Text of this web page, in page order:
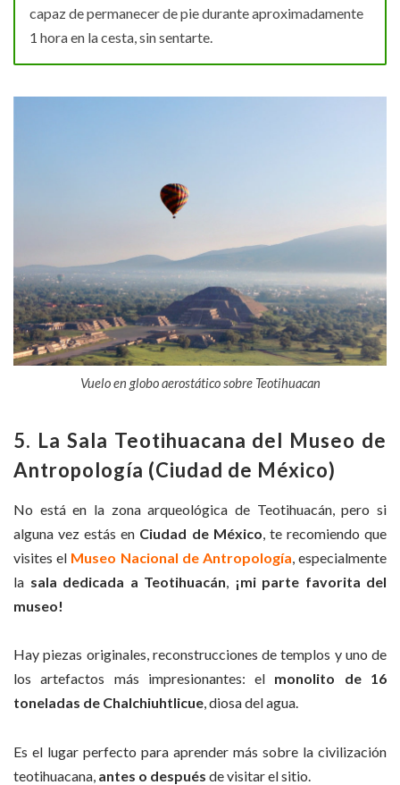
capaz de permanecer de pie durante aproximadamente
1 hora en la cesta, sin sentarte.
Vuelo en globo aerostático sobre Teotihuacan
5. La Sala Teotihuacana del Museo de
Antropología (Ciudad de México)
No está en la zona arqueológica de Teotihuacán, pero si
alguna vez estás en Ciudad de México, te recomiendo que
visites el Museo Nacional de Antropología, especialmente
la sala dedicada a Teotihuacán, ¡mi parte favorita del
museo!
Hay piezas originales, reconstrucciones de templos y uno de
los artefactos más impresionantes: el monolito de 16
toneladas de Chalchiuhtlicue, diosa del agua.
Es el lugar perfecto para aprender más sobre la civilización
teotihuacana, antes o después de visitar el sitio.